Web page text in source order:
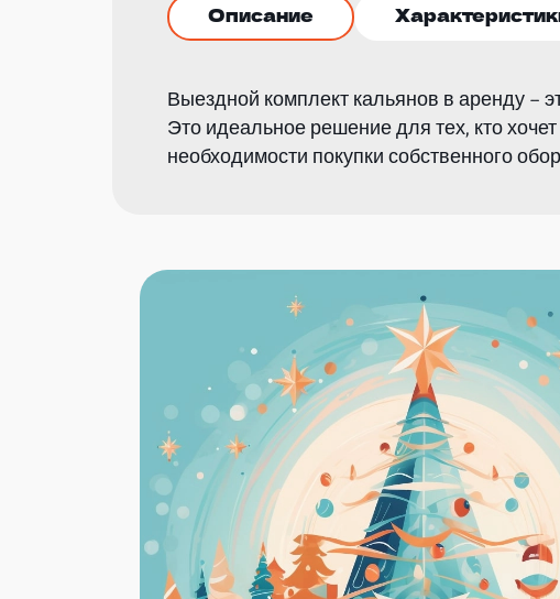
Описание
Выездной комплект кальянов в аренду –
Это идеальное решение для тех, кто
необходимости покупки собственного